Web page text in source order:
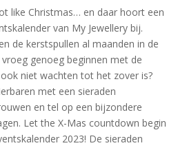
like Christmas… en daar hoort een
van My Jewellery bij.
de kerstspullen al maanden in de
genoeg beginnen met de
niet wachten tot het zover is?
met een sieraden
en tel op een bijzondere
Let the X-Mas countdown begin
2023! De sieraden